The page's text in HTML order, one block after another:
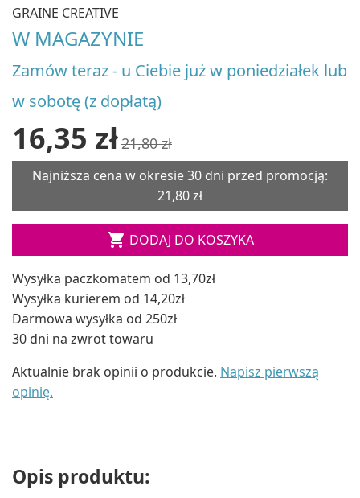
GRAINE CREATIVE
W MAGAZYNIE
Zamów teraz - u Ciebie już w poniedziałek lub
w sobotę (z dopłatą)
16,35 zł21,80 zł
Najniższa cena w okresie 30 dni przed promocją:
21,80 zł
 DODAJ DO KOSZYKA
Wysyłka paczkomatem od 13,70zł
Wysyłka kurierem od 14,20zł
Darmowa wysyłka od 250zł
30 dni na zwrot towaru
Aktualnie brak opinii o produkcie. Napisz pierwszą
opinię.
Opis produktu: